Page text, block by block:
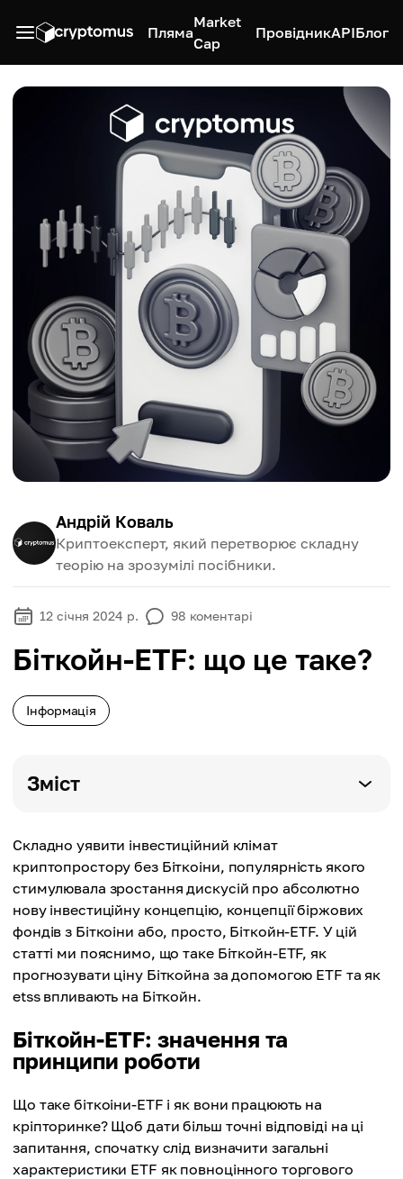
Пляма
Market
Cap
ПровідникAPIБлог
Андрій Коваль
Криптоексперт, який перетворює складну
теорію на зрозумілі посібники.
12 січня 2024 р. 98 коментарі
Біткойн-ETF: що це таке?
Інформація
Зміст
Складно уявити інвестиційний клімат
криптопростору без Біткоіни, популярність якого
стимулювала зростання дискусій про абсолютно
нову інвестиційну концепцію, концепції біржових
фондів з Біткоіни або, просто, Біткойн-ETF. У цій
статті ми пояснимо, що таке Біткойн-ETF, як
прогнозувати ціну Біткойна за допомогою ETF та як
etss впливають на Біткойн.
Біткойн-ETF: значення та
принципи роботи
Що таке біткоіни-ETF і як вони працюють на
кріпторинке? Щоб дати більш точні відповіді на ці
запитання, спочатку слід визначити загальні
характеристики ETF як повноцінного торгового